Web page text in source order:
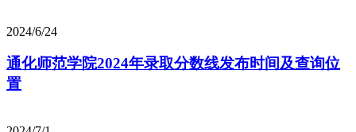
2024/6/24
通化师范学院2024年录取分数线发布时间及查询位
置